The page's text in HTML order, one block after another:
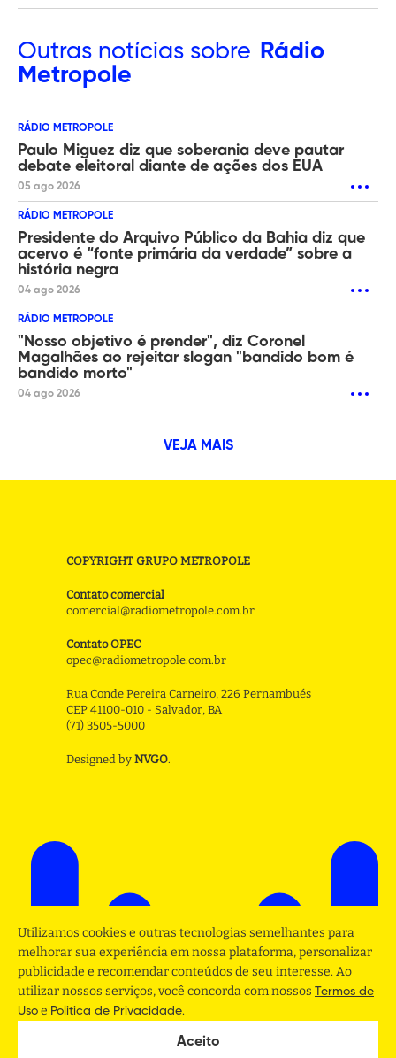
Outras notícias sobre Rádio
Metropole
RÁDIO METROPOLE
Paulo Miguez diz que soberania deve pautar
debate eleitoral diante de ações dos EUA
05 ago 2026
RÁDIO METROPOLE
Presidente do Arquivo Público da Bahia diz que
acervo é “fonte primária da verdade” sobre a
história negra
04 ago 2026
RÁDIO METROPOLE
"Nosso objetivo é prender", diz Coronel
Magalhães ao rejeitar slogan "bandido bom é
bandido morto"
04 ago 2026
VEJA MAIS
COPYRIGHT GRUPO METROPOLE
Contato comercial
comercial@radiometropole.com.br
Contato OPEC
opec@radiometropole.com.br
Rua Conde Pereira Carneiro, 226 Pernambués
CEP 41100-010 - Salvador, BA
(71) 3505-5000
Designed by NVGO.
Utilizamos cookies e outras tecnologias semelhantes para
melhorar sua experiência em nossa plataforma, personalizar
publicidade e recomendar conteúdos de seu interesse. Ao
utilizar nossos serviços, você concorda com nossos Termos de
Uso e Politica de Privacidade.
Aceito